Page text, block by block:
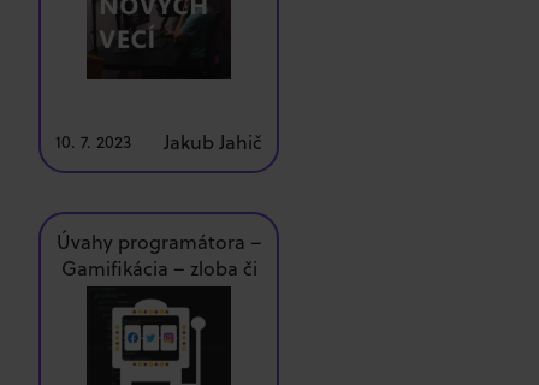
10. 7. 2023 Jakub Jahič
Úvahy programátora –
Gamifikácia – zloba či
zlatá baňa?